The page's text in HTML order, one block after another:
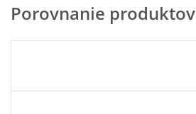
Bosch
Fiskars
Porovnanie produktov